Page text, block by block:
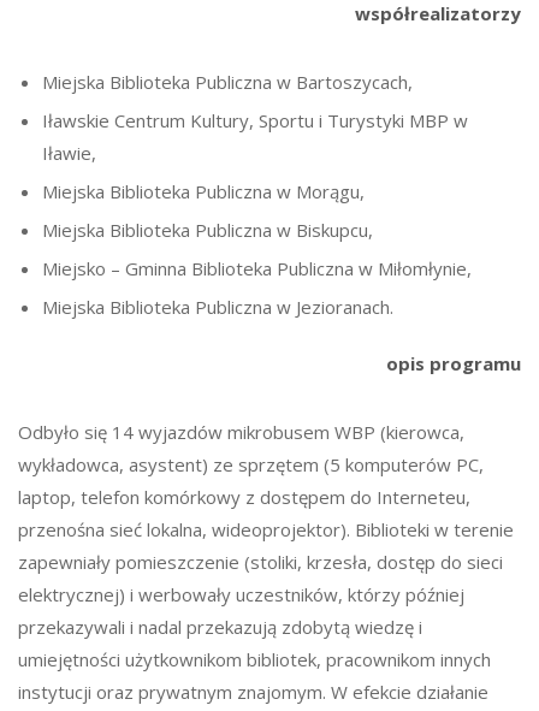
współrealizatorzy
Miejska Biblioteka Publiczna w Bartoszycach,
Iławskie Centrum Kultury, Sportu i Turystyki MBP w
Iławie,
Miejska Biblioteka Publiczna w Morągu,
Miejska Biblioteka Publiczna w Biskupcu,
Miejsko – Gminna Biblioteka Publiczna w Miłomłynie,
Miejska Biblioteka Publiczna w Jezioranach.
opis programu
Odbyło się 14 wyjazdów mikrobusem WBP (kierowca,
wykładowca, asystent) ze sprzętem (5 komputerów PC,
laptop, telefon komórkowy z dostępem do Interneteu,
przenośna sieć lokalna, wideoprojektor). Biblioteki w terenie
zapewniały pomieszczenie (stoliki, krzesła, dostęp do sieci
elektrycznej) i werbowały uczestników, którzy później
przekazywali i nadal przekazują zdobytą wiedzę i
umiejętności użytkownikom bibliotek, pracownikom innych
instytucji oraz prywatnym znajomym. W efekcie działanie